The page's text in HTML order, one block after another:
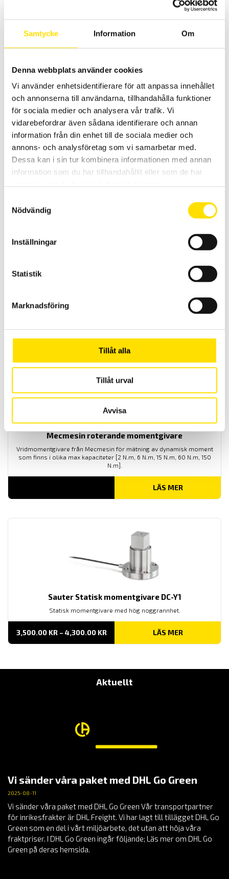
Samtycke Information Om
Denna webbplats använder cookies
Vi använder enhetsidentifierare för att anpassa innehållet
och annonserna till användarna, tillhandahålla funktioner
för sociala medier och analysera vår trafik. Vi
vidarebefordrar även sådana identifierare och annan
information från din enhet till de sociala medier och
annons- och analysföretag som vi samarbetar med.
Dessa kan i sin tur kombinera informationen med annan
information som du har tillhandahållit eller som de har
Nödvändig
Inställningar
Statistik
Marknadsföring
Tillåt alla
Tillåt urval
Avvisa
Mecmesin VortexPro motoriserat provställ för
vridmomentmätning
Mecmesin VortexPro är ett idealiskt enklare motoriserat provställ
för kvalitetskontroll av produkter. Hastighet väljs mellan 0,1 till 30
varv/min.
LÄS MER
VTG Tornado är ett manuellt provställ från Mecmesin för testning
av vridmoment på flaskor och burkar på upp till 10 Nm.
den portabel samtidigt som den är säker då den är skyddad (IP54)
Mecmesin roterande momentgivare
Vridmomentgivare från Mecmesin för mätning av dynamisk moment
som finns i olika max kapaciteter [2 N.m, 6 N.m, 15 N.m, 60 N.m, 150
N.m].
LÄS MER
Sauter Statisk momentgivare DC-Y1
Statisk momentgivare med hög noggrannhet.
3,500.00 KR – 4,300.00 KRPRISINTERVALL:
TILL
LÄS MER
Aktuellt
Vi sänder våra paket med DHL Go Green
2025-08-11
Vi sänder våra paket med DHL Go Green Vår transportpartner
för inrikesfrakter är DHL Freight. Vi har lagt till tillägget DHL Go
Green som en del i vårt miljöarbete, det utan att höja våra
fraktpriser. I DHL Go Green ingår följande; Läs mer om DHL Go
Green på deras hemsida.